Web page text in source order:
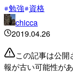
勉強 資格
chicca
2019.04.26
この記事は公
報が古い可能性が